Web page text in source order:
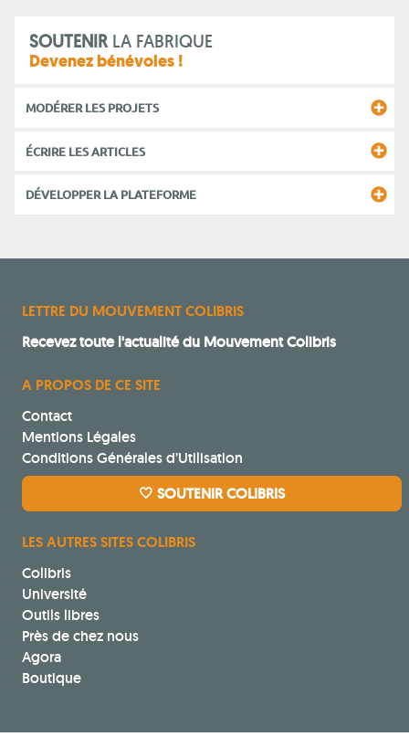
SOUTENIRLA FABRIQUE
Devenez bénévoles !
MODÉRER LES PROJETS
ÉCRIRE LES ARTICLES
DÉVELOPPER LA PLATEFORME
LETTRE DU MOUVEMENT COLIBRIS
Recevez toute l'actualité du Mouvement Colibris
A PROPOS DE CE SITE
Contact
Mentions Légales
Conditions Générales d’Utilisation
🤍 SOUTENIR COLIBRIS
LES AUTRES SITES COLIBRIS
Colibris
Université
Outils libres
Près de chez nous
Agora
Boutique